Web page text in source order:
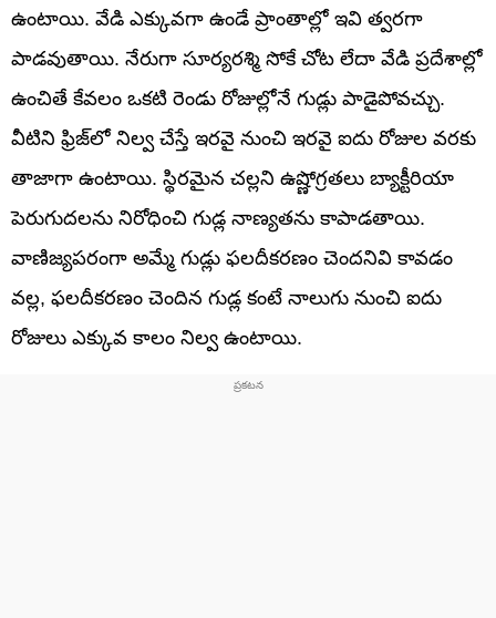
ఉంటాయి. వేడి ఎక్కువగా ఉండే ప్రాంతాల్లో ఇవి త్వరగా
పాడవుతాయి. నేరుగా సూర్యరశ్మి సోకే చోట లేదా వేడి ప్రదేశాల్లో
ఉంచితే కేవలం ఒకటి రెండు రోజుల్లోనే గుడ్లు పాడైపోవచ్చు.
వీటిని ఫ్రిజ్‌లో నిల్వ చేస్తే ఇరవై నుంచి ఇరవై ఐదు రోజుల వరకు
తాజాగా ఉంటాయి. స్థిరమైన చల్లని ఉష్ణోగ్రతలు బ్యాక్టీరియా
పెరుగుదలను నిరోధించి గుడ్ల నాణ్యతను కాపాడతాయి.
వాణిజ్యపరంగా అమ్మే గుడ్లు ఫలదీకరణం చెందనివి కావడం
వల్ల, ఫలదీకరణం చెందిన గుడ్ల కంటే నాలుగు నుంచి ఐదు
రోజులు ఎక్కువ కాలం నిల్వ ఉంటాయి.